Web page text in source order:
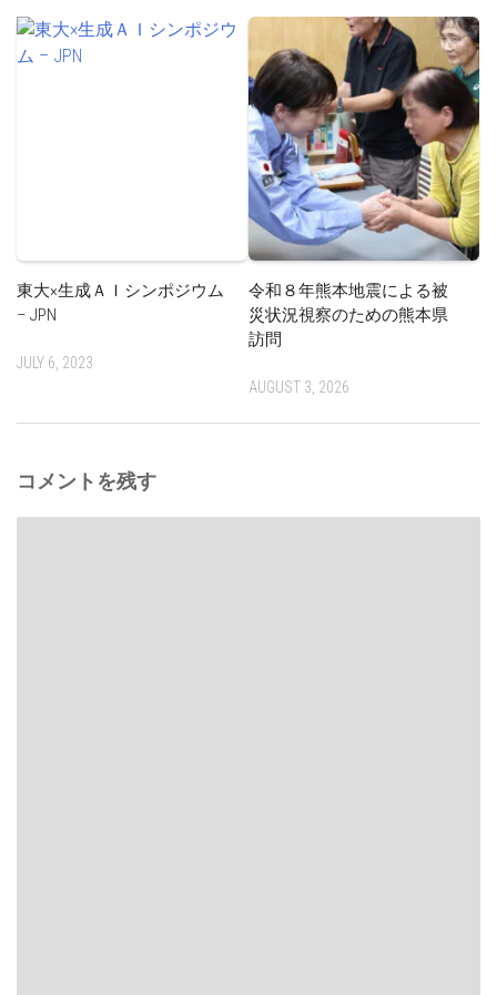
東大×生成ＡＩシンポジウム
– JPN
JULY 6, 2023
令和８年熊本地震による被
災状況視察のための熊本県
訪問
AUGUST 3, 2026
コメントを残す